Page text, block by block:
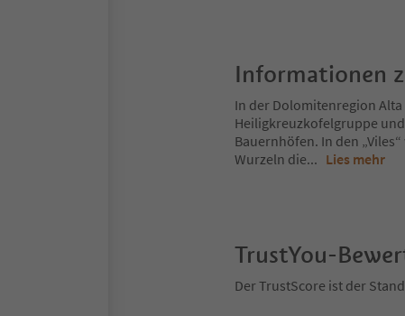
Informationen
In der Dolomitenregion
Heiligkreuzkofelgruppe
Bauernhöfen. In den
Wurzeln die... Lies mehr
TrustYou-
Der TrustScore ist der